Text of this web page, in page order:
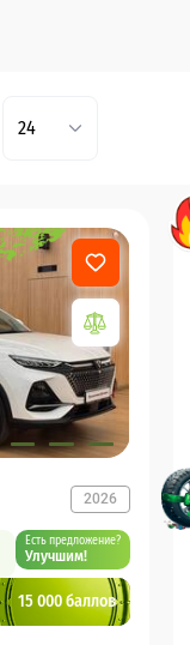
24
2026
Есть предложение?
Улучшим!
15 000 баллов